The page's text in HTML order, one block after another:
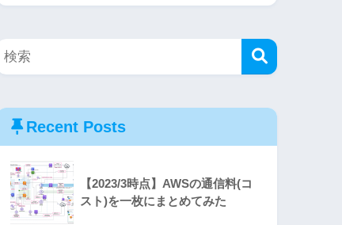
Recent Posts
【2023/3時点】AWSの通信料(コ
スト)を一枚にまとめてみた